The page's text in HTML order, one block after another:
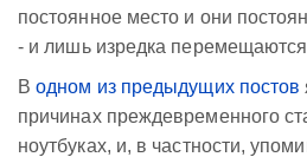
постоянное место и они
- и лишь изредка перемещаются
Водном из предыдущих постов
причинах преждевременного
ноутбуках, и, в частности,